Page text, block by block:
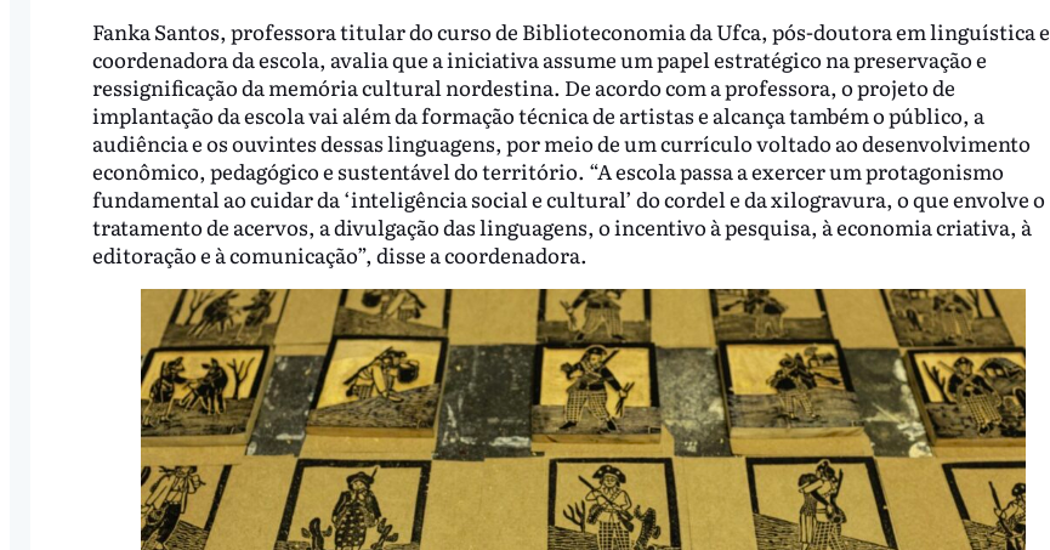
Fanka Santos, professora titular do curso de Biblioteconomia da Ufca, pós-doutora em linguística e
coordenadora da escola, avalia que a iniciativa assume um papel estratégico na preservação e
ressignificação da memória cultural nordestina. De acordo com a professora, o projeto de
implantação da escola vai além da formação técnica de artistas e alcança também o público, a
audiência e os ouvintes dessas linguagens, por meio de um currículo voltado ao desenvolvimento
econômico, pedagógico e sustentável do território. “A escola passa a exercer um protagonismo
fundamental ao cuidar da ‘inteligência social e cultural’ do cordel e da xilogravura, o que envolve o
tratamento de acervos, a divulgação das linguagens, o incentivo à pesquisa, à economia criativa, à
editoração e à comunicação”, disse a coordenadora.